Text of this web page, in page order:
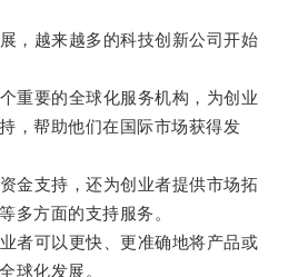
越来越多的科技创新公司开始
要的全球化服务机构，为创业
，帮助他们在国际市场获得发
支持，还为创业者提供市场拓
多方面的支持服务。
可以更快、更准确地将产品或
球化发展。